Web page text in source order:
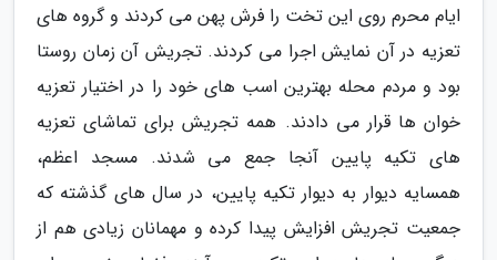
ایام محرم روی این تخت را فرش پهن می کردند و گروه های
تعزیه در آن نمایش اجرا می کردند. تجریش آن زمان روستا
بود و مردم محله بهترین اسب های خود را در اختیار تعزیه
خوان ها قرار می دادند. همه تجریش برای تماشای تعزیه
های تکیه پایین آنجا جمع می شدند. مسجد اعظم،
همسایه دیوار به دیوار تکیه پایین، در سال های گذشته که
جمعیت تجریش افزایش پیدا کرده و مهمانان زیادی هم از